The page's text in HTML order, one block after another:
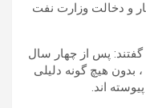
و دخالت وزارت نفت
گفتند: پس از چهار سال
بدون هیچ گونه دلیلی
اند.